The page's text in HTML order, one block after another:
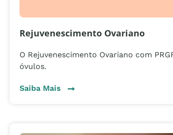
Rejuvenescimento Ovariano
O Rejuvenescimento Ovariano com
óvulos.
Saiba Mais Sobre Rejuvenescimento